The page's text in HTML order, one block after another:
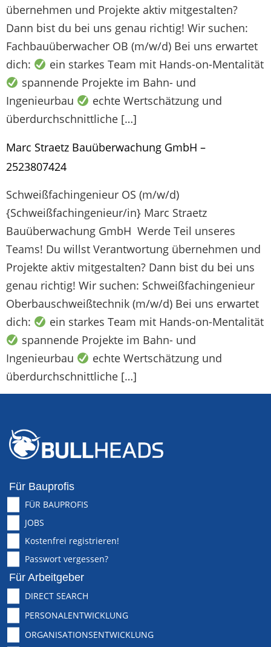
übernehmen und Projekte aktiv mitgestalten?
Dann bist du bei uns genau richtig! Wir suchen:
Fachbauüberwacher OB (m/w/d) Bei uns erwartet
dich:
ein starkes Team mit Hands-on-Mentalität
spannende Projekte im Bahn- und
Ingenieurbau
echte Wertschätzung und
überdurchschnittliche […]
Marc Straetz Bauüberwachung GmbH –
2523807424
Schweißfachingenieur OS (m/w/d)
{Schweißfachingenieur/in} Marc Straetz
Bauüberwachung GmbH Werde Teil unseres
Teams! Du willst Verantwortung übernehmen und
Projekte aktiv mitgestalten? Dann bist du bei uns
genau richtig! Wir suchen: Schweißfachingenieur
Oberbauschweißtechnik (m/w/d) Bei uns erwartet
dich:
ein starkes Team mit Hands-on-Mentalität
spannende Projekte im Bahn- und
Ingenieurbau
echte Wertschätzung und
überdurchschnittliche […]
Für Bauprofis
FÜR BAUPROFIS
JOBS
Kostenfrei registrieren!
Passwort vergessen?
Für Arbeitgeber
DIRECT SEARCH
PERSONALENTWICKLUNG
ORGANISATIONSENTWICKLUNG